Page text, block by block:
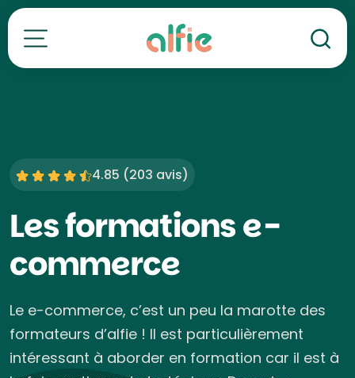
Toutes nos formations
4.85 (203 avis)
Les formations e-
commerce
Le e-commerce, c’est un peu la marotte des
formateurs d’alfie ! Il est particulièrement
intéressant à aborder en formation car il est à